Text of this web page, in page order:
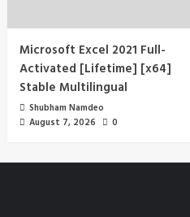
Microsoft Excel 2021 Full-
Activated [Lifetime] [x64]
Stable Multilingual
Shubham Namdeo
August 7, 2026
0